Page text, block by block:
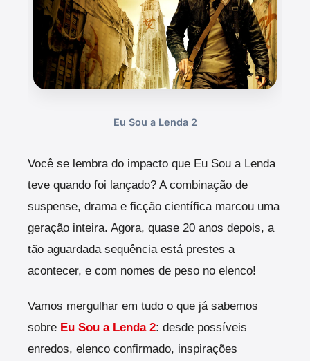
Eu Sou a Lenda 2
Você se lembra do impacto que Eu Sou a Lenda
teve quando foi lançado? A combinação de
suspense, drama e ficção científica marcou uma
geração inteira. Agora, quase 20 anos depois, a
tão aguardada sequência está prestes a
acontecer, e com nomes de peso no elenco!
Vamos mergulhar em tudo o que já sabemos
sobre Eu Sou a Lenda 2: desde possíveis
enredos, elenco confirmado, inspirações